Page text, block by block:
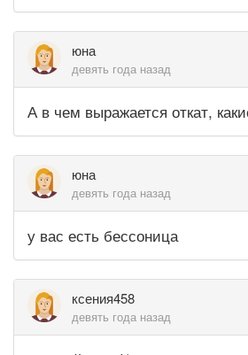
юна
девять года назад
А в чем выражается откат,
юна
девять года назад
у вас есть бессоница
ксения458
девять года назад